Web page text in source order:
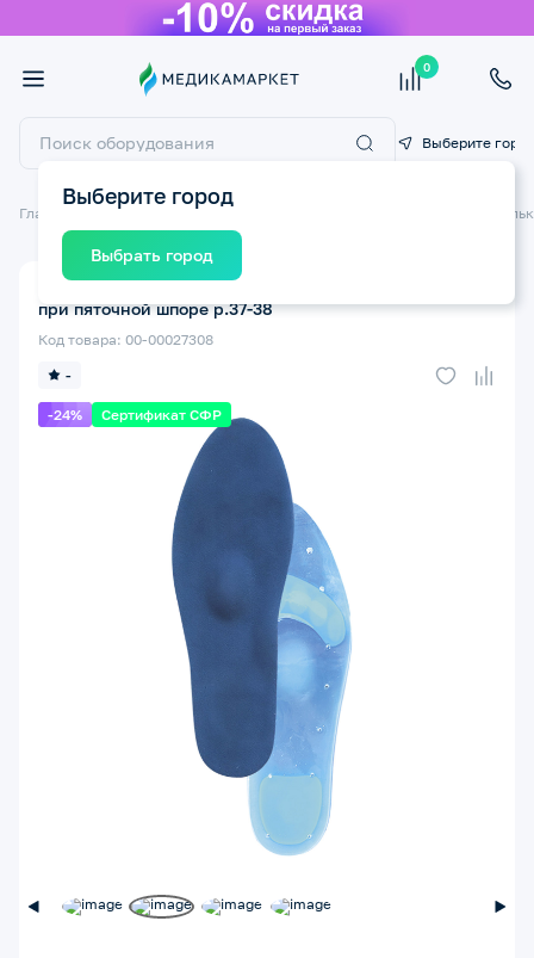
0
Выберите город
Выберите город
Выбрать город
Главная Ортопедические изделия
-24% Сертификат СФР
-
Код товара: 00-00027308
при пяточной шпоре р.37-38